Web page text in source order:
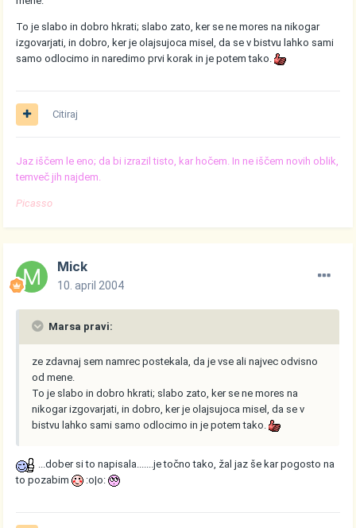
To je slabo in dobro hkrati; slabo zato, ker se ne mores na nikogar
izgovarjati, in dobro, ker je olajsujoca misel, da se v bistvu lahko sami
samo odlocimo in naredimo prvi korak in je potem tako.
Citiraj
Jaz iščem le eno; da bi izrazil tisto, kar hočem. In ne iščem novih oblik,
temveč jih najdem.
Picasso
Mick
10. april 2004
Marsa pravi:
ze zdavnaj sem namrec postekala, da je vse ali najvec odvisno
od mene.
To je slabo in dobro hkrati; slabo zato, ker se ne mores na
nikogar izgovarjati, in dobro, ker je olajsujoca misel, da se v
bistvu lahko sami samo odlocimo in je potem tako.
...dober si to napisala.......je točno tako, žal jaz še kar pogosto na
to pozabim
:o|o: